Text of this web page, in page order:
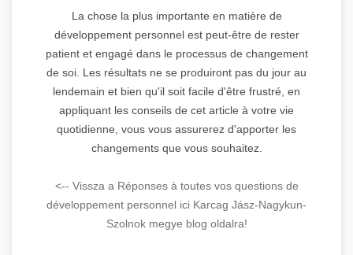
La chose la plus importante en matière de
développement personnel est peut-être de rester
patient et engagé dans le processus de changement
de soi. Les résultats ne se produiront pas du jour au
lendemain et bien qu'il soit facile d'être frustré, en
appliquant les conseils de cet article à votre vie
quotidienne, vous vous assurerez d'apporter les
changements que vous souhaitez.
<-- Vissza a Réponses à toutes vos questions de
développement personnel ici Karcag Jász-Nagykun-
Szolnok megye blog oldalra!